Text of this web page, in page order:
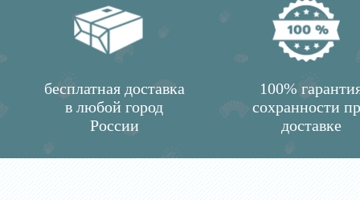
бесплатная доставка
в любой город
России
100%
сохранности
доставке